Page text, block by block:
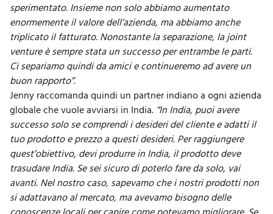
sperimentato. Insieme non solo abbiamo aumentato
enormemente il valore dell’azienda, ma abbiamo anche
triplicato il fatturato. Nonostante la separazione, la joint
venture è sempre stata un successo per entrambe le parti.
Ci separiamo quindi da amici e continueremo ad avere un
buon rapporto”.
Jenny raccomanda quindi un partner indianoa ogni azienda
globale che vuole avviarsi in India. “In India, puoi avere
successo solo se comprendi i desideri del cliente e adatti il
tuo prodotto e prezzo a questi desideri. Per raggiungere
quest’obiettivo, devi produrre in India, il prodotto deve
trasudare India. Se sei sicuro di poterlo fare da solo, vai
avanti. Nel nostro caso, sapevamo che i nostri prodotti non
si adattavano al mercato, ma avevamo bisogno delle